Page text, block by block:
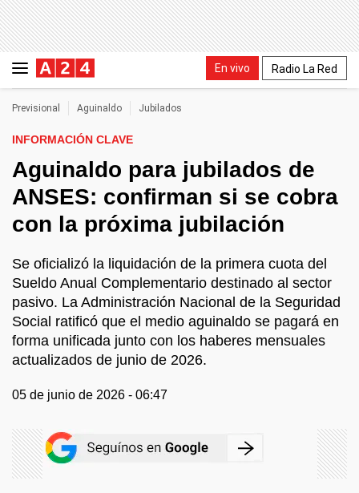
En vivo Radio La Red
Previsional Aguinaldo Jubilados
INFORMACIÓN CLAVE
Aguinaldo para jubilados de
ANSES: confirman si se cobra
con la próxima jubilación
Se oficializó la liquidación de la primera cuota del
Sueldo Anual Complementario destinado al sector
pasivo. La Administración Nacional de la Seguridad
Social ratificó que el medio aguinaldo se pagará en
forma unificada junto con los haberes mensuales
actualizados de junio de 2026.
05 de junio de 2026 - 06:47